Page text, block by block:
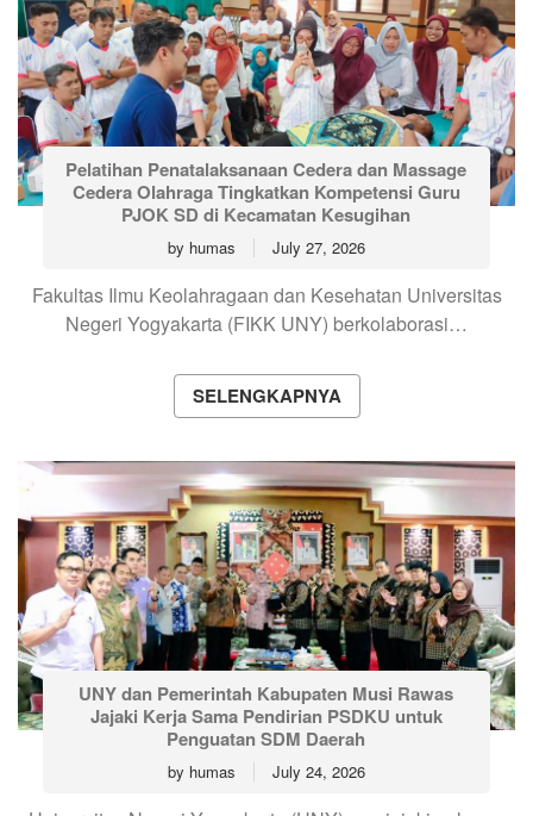
Pelatihan Penatalaksanaan Cedera dan Massage
Cedera Olahraga Tingkatkan Kompetensi Guru
PJOK SD di Kecamatan Kesugihan
by humas July 27, 2026
Fakultas Ilmu Keolahragaan dan Kesehatan Universitas
Negeri Yogyakarta (FIKK UNY) berkolaborasi…
SELENGKAPNYA
UNY dan Pemerintah Kabupaten Musi Rawas
Jajaki Kerja Sama Pendirian PSDKU untuk
Penguatan SDM Daerah
by humas July 24, 2026